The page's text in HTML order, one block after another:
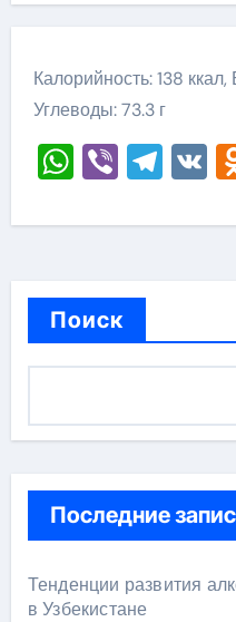
Калорийность: 138
Углеводы: 73.3 г
Viber
Поиск
Последние
Тенденции развития
в Узбекистане